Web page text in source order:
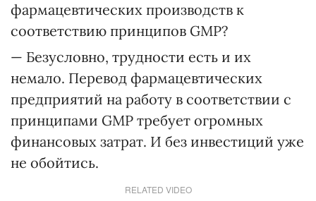
фармацевтических производств к
соответствию принципов GMP?
— Безусловно, трудности есть и их
немало. Перевод фармацевтических
предприятий на работу в соответствии с
принципами GMP требует огромных
финансовых затрат. И без инвестиций уже
не обойтись.
RELATED VIDEO